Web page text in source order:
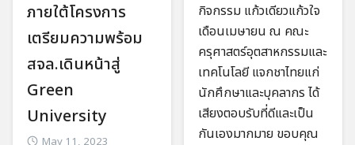
ภายใต้โครงการ
เตรียมความพร้อม
สจล.เดินหน้าสู่
Green
University
May 11, 2023
กิจกรรม แก้วเดียวแก้วใจ
เดือนเมษายน ณ คณะ
ครุศาสตร์อุตสาหกรรมและ
เทคโนโลยี แจกชาไทยแก่
นักศึกษาและบุคลากร ได้
เสียงตอบรับที่ดีและเป็น
กันเองมากมาย ขอบคุณ